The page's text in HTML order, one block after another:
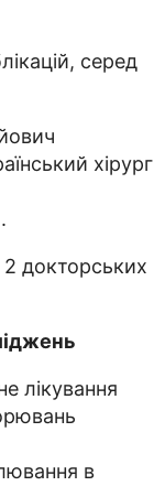
серед
хірург
2 докторських
лікування
в